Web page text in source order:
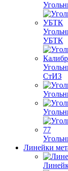
УБТК
СтИЗ
Линейки